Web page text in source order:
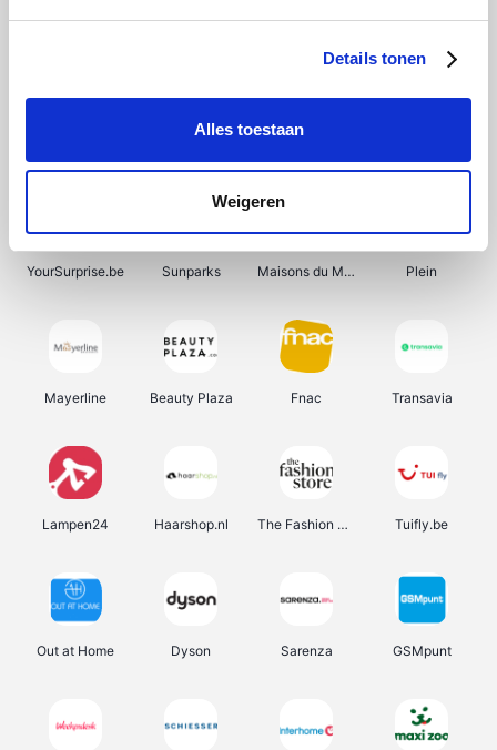
Details tonen
Alles toestaan
Weigeren
Bergfreunde Shein Pazzox Manutan
YourSurprise.be Sunparks Maisons du Monde Plein
Mayerline Beauty Plaza Fnac Transavia
Lampen24 Haarshop.nl The Fashion Store Tuifly.be
Out at Home Dyson Sarenza GSMpunt